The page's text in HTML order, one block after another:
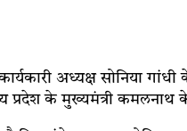
अध्यक्ष सोनिया
के मुख्यमंत्री कमलनाथ